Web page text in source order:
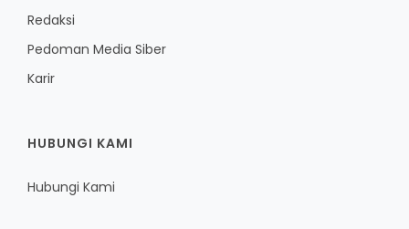
Redaksi
Pedoman Media Siber
Karir
HUBUNGI KAMI
Hubungi Kami